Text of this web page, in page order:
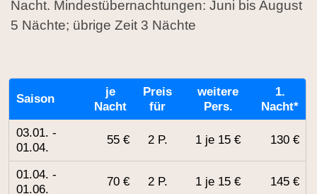
Nacht. Mindestübernachtungen: Juni bis August
5 Nächte; übrige Zeit 3 Nächte
Saison
je
Nacht
Preis
für
weitere
Pers.
1.
Nacht*
03.01. -
01.04.
55 € 2 P. 1 je 15 € 130 €
01.04. -
01.06.
70 € 2 P. 1 je 15 € 145 €